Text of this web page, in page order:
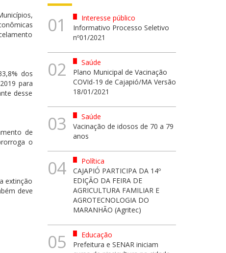
dos
para
desse
de
o
extinção
deve
01
Interesse público
Informativo Processo Seletivo
nº01/2021
02
Saúde
Plano Municipal de Vacinação
COVId-19 de Cajapió/MA Versão
18/01/2021
03
Saúde
Vacinação de idosos de 70 a 79
anos
04
Política
CAJAPIÓ PARTICIPA DA 14º
EDIÇÃO DA FEIRA DE
AGRICULTURA FAMILIAR E
AGROTECNOLOGIA DO
MARANHÃO (Agritec)
05
Educação
Prefeitura e SENAR iniciam